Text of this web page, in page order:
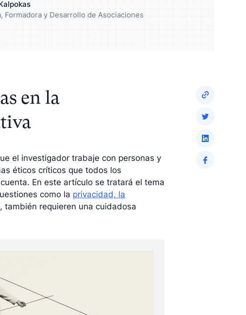
su público y mejore
Enriquezca su análisis con
Formadora y Desarrollo de Asociaciones
en la
el investigador trabaje con personas y
éticos críticos que todos los
En este artículo se tratará el tema
como la privacidad, la
también requieren una cuidadosa